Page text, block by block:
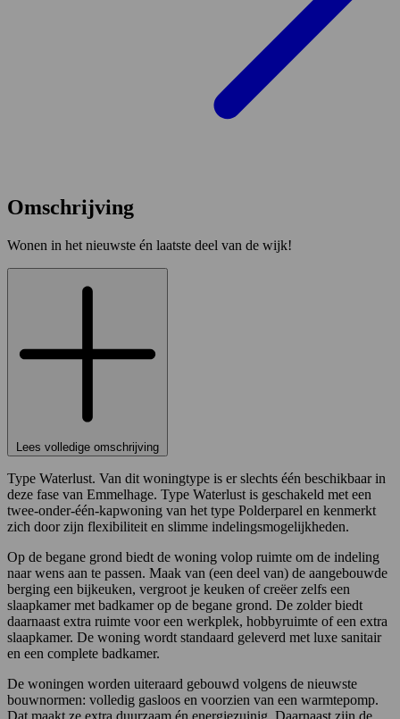
Omschrijving
Wonen in het nieuwste én laatste deel van de wijk!
Lees volledige omschrijving
Type Waterlust. Van dit woningtype is er slechts één beschikbaar in
deze fase van Emmelhage. Type Waterlust is geschakeld met een
twee-onder-één-kapwoning van het type Polderparel en kenmerkt
zich door zijn flexibiliteit en slimme indelingsmogelijkheden.
Op de begane grond biedt de woning volop ruimte om de indeling
naar wens aan te passen. Maak van (een deel van) de aangebouwde
berging een bijkeuken, vergroot je keuken of creëer zelfs een
slaapkamer met badkamer op de begane grond. De zolder biedt
daarnaast extra ruimte voor een werkplek, hobbyruimte of een extra
slaapkamer. De woning wordt standaard geleverd met luxe sanitair
en een complete badkamer.
De woningen worden uiteraard gebouwd volgens de nieuwste
bouwnormen: volledig gasloos en voorzien van een warmtepomp.
Dat maakt ze extra duurzaam én energiezuinig. Daarnaast zijn de